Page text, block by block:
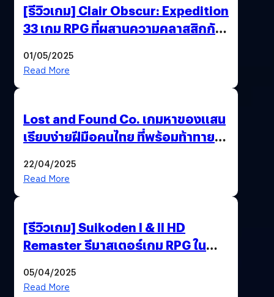
[รีวิวเกม] Clair Obscur: Expedition
33 เกม RPG ที่ผสานความคลาสสิกกับ
01/05/2025
Read More
Lost and Found Co. เกมหาของแสน
เรียบง่ายฝีมือคนไทย ที่พร้อมท้าทาย
22/04/2025
Read More
[รีวิวเกม] Suikoden I & II HD
Remaster รีมาสเตอร์เกม RPG ใน
05/04/2025
Read More